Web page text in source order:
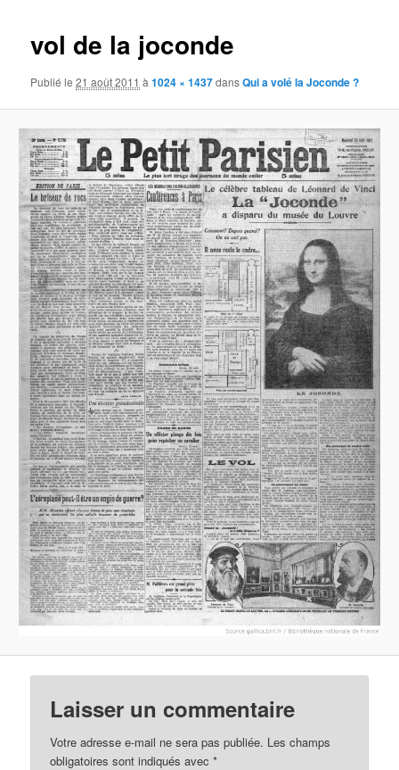
vol de la joconde
Publié le21 août 2011 à1024 × 1437dansQui a volé la Joconde ?
Laisser un commentaire
Votre adresse e-mail ne sera pas publiée. Les champs
obligatoires sont indiqués avec*